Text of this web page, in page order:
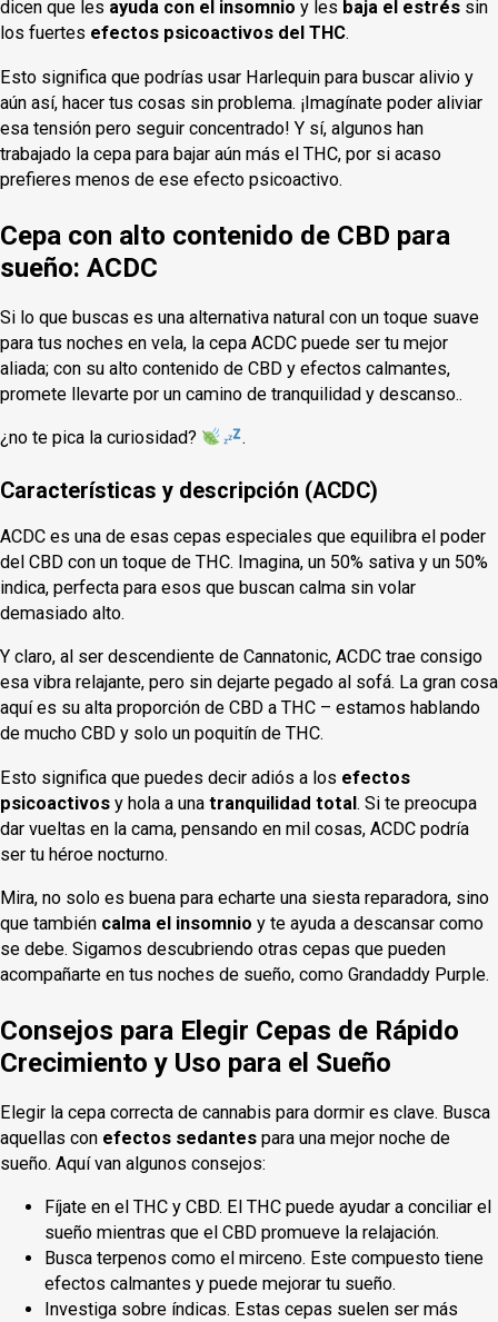
dicen que les ayuda con el insomnio y les baja el estrés sin
los fuertes efectos psicoactivos del THC.
Esto significa que podrías usar Harlequin para buscar alivio y
aún así, hacer tus cosas sin problema. ¡Imagínate poder aliviar
esa tensión pero seguir concentrado! Y sí, algunos han
trabajado la cepa para bajar aún más el THC, por si acaso
prefieres menos de ese efecto psicoactivo.
Cepa con alto contenido de CBD para
sueño: ACDC
Si lo que buscas es una alternativa natural con un toque suave
para tus noches en vela, la cepa ACDC puede ser tu mejor
aliada; con su alto contenido de CBD y efectos calmantes,
promete llevarte por un camino de tranquilidad y descanso..
¿no te pica la curiosidad? .
Características y descripción (ACDC)
ACDC es una de esas cepas especiales que equilibra el poder
del CBD con un toque de THC. Imagina, un 50% sativa y un 50%
indica, perfecta para esos que buscan calma sin volar
demasiado alto.
Y claro, al ser descendiente de Cannatonic, ACDC trae consigo
esa vibra relajante, pero sin dejarte pegado al sofá. La gran cosa
aquí es su alta proporción de CBD a THC – estamos hablando
de mucho CBD y solo un poquitín de THC.
Esto significa que puedes decir adiós a los efectos
psicoactivos y hola a una tranquilidad total. Si te preocupa
dar vueltas en la cama, pensando en mil cosas, ACDC podría
ser tu héroe nocturno.
Mira, no solo es buena para echarte una siesta reparadora, sino
que también calma el insomnio y te ayuda a descansar como
se debe. Sigamos descubriendo otras cepas que pueden
acompañarte en tus noches de sueño, como Grandaddy Purple.
Consejos para Elegir Cepas de Rápido
Crecimiento y Uso para el Sueño
Elegir la cepa correcta de cannabis para dormir es clave. Busca
aquellas con efectos sedantes para una mejor noche de
sueño. Aquí van algunos consejos:
Fíjate en el THC y CBD. El THC puede ayudar a conciliar el
sueño mientras que el CBD promueve la relajación.
Busca terpenos como el mirceno. Este compuesto tiene
efectos calmantes y puede mejorar tu sueño.
Investiga sobre índicas. Estas cepas suelen ser más